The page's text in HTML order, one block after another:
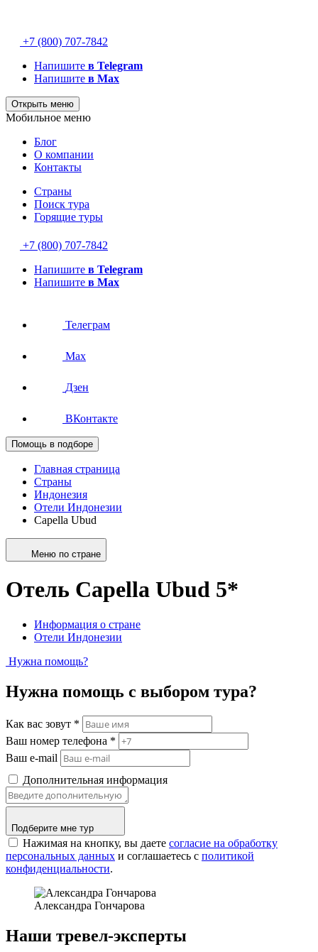
+7 (800) 707-7842
Напишите в Telegram
Напишите в Max
Открыть меню
Мобильное меню
Блог
О компании
Контакты
Страны
Поиск тура
Горящие туры
+7 (800) 707-7842
Напишите в Telegram
Напишите в Max
Телеграм
Max
Дзен
ВКонтакте
Помощь в подборе
Главная страница
Страны
Индонезия
Отели Индонезии
Capella Ubud
Меню по стране
Отель Capella Ubud 5*
Информация о стране
Отели Индонезии
Нужна помощь?
Нужна помощь с выбором тура?
Как вас зовут *
Ваш номер телефона *
Ваш e-mail
Дополнительная информация
Подберите мне тур
Нажимая на кнопку, вы даете согласие на обработку
персональных данных и соглашаетесь c политикой
конфиденциальности.
Александра Гончарова
Наши тревел-эксперты